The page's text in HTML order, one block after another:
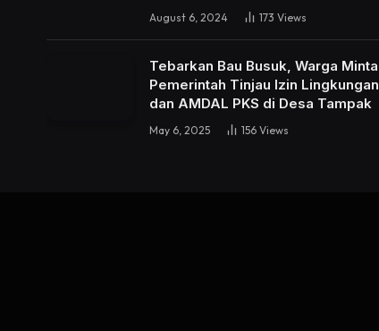
August 6, 2024 173 Views
Tebarkan Bau Busuk, Warga Minta
Pemerintah Tinjau Izin Lingkungan
dan AMDAL PKS di Desa Tampak
May 6, 2025 156 Views